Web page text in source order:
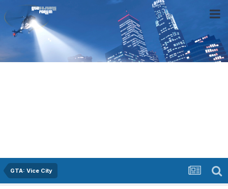
GTA: Vice City